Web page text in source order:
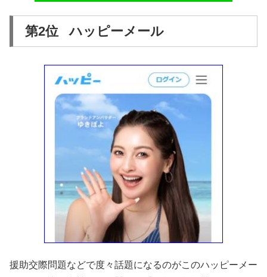
第2位 ハッピーメール
援助交際問題などで度々話題になるのがこのハッピーメー